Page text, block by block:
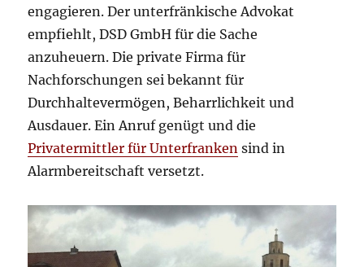
engagieren. Der unterfränkische Advokat
empfiehlt, DSD GmbH für die Sache
anzuheuern. Die private Firma für
Nachforschungen sei bekannt für
Durchhaltevermögen, Beharrlichkeit und
Ausdauer. Ein Anruf genügt und die
Privatermittler für Unterfranken sind in
Alarmbereitschaft versetzt.